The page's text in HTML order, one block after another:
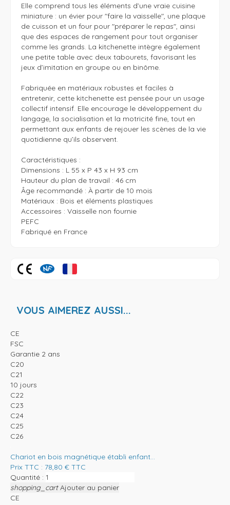
Elle comprend tous les éléments d’une vraie cuisine
miniature : un évier pour "faire la vaisselle", une plaque
de cuisson et un four pour "préparer le repas", ainsi
que des espaces de rangement pour tout organiser
comme les grands. La kitchenette intègre également
une petite table avec deux tabourets, favorisant les
jeux d’imitation en groupe ou en binôme.
Fabriquée en matériaux robustes et faciles à
entretenir, cette kitchenette est pensée pour un usage
collectif intensif. Elle encourage le développement du
langage, la socialisation et la motricité fine, tout en
permettant aux enfants de rejouer les scènes de la vie
quotidienne qu’ils observent.
Caractéristiques :
Dimensions : L 55 x P 43 x H 93 cm
Hauteur du plan de travail : 46 cm
Âge recommandé : À partir de 10 mois
Matériaux : Bois et éléments plastiques
Accessoires : Vaisselle non fournie
PEFC
Fabriqué en France
VOUS AIMEREZ AUSSI...
CE
FSC
Garantie 2 ans
C20
C21
10 jours
C22
C23
C24
C25
C26
Chariot en bois magnétique établi enfant...
Prix TTC : 78,80 € TTC
Quantité :
shopping_cart Ajouter au panier
CE